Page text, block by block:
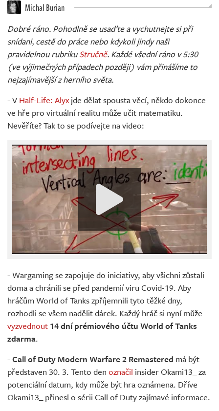
Živě Michal Burian
Dobré ráno. Pohodlně se usaďte a vychutnejte si při
snídani, cestě do práce nebo kdykoli jindy naši
pravidelnou rubrikuStručně. Každé všední ráno v 5:30
(ve výjimečných případech později) vám přinášíme to
nejzajímavější z herního světa.
- V Half-Life: Alyxjde dělat spousta věcí, někdo dokonce
ve hře pro virtuální realitu může učit matematiku.
Nevěříte? Tak to se podívejte na video:
- Wargaming se zapojuje do iniciativy, aby všichni zůstali
doma a chránili se před pandemií viru Covid-19. Aby
hráčům World of Tanks zpříjemnili tyto těžké dny,
rozhodli se všem nadělit dárek. Každý hráč si nyní může
vyzvednout 14 dní prémiového účtu World of Tanks
zdarma.
- Call of Duty Modern Warfare 2 Remastered má být
představen 30. 3. Tento den označil insider Okami13_ za
potenciální datum, kdy může být hra oznámena. Dříve
Okami13_ přinesl o sérii Call of Duty zajímavé informace.